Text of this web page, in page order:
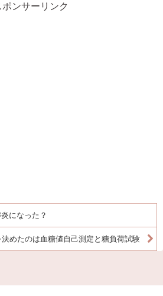
ポンサーリンク
になった？
決めたのは血糖値自己測定と糖負荷試験